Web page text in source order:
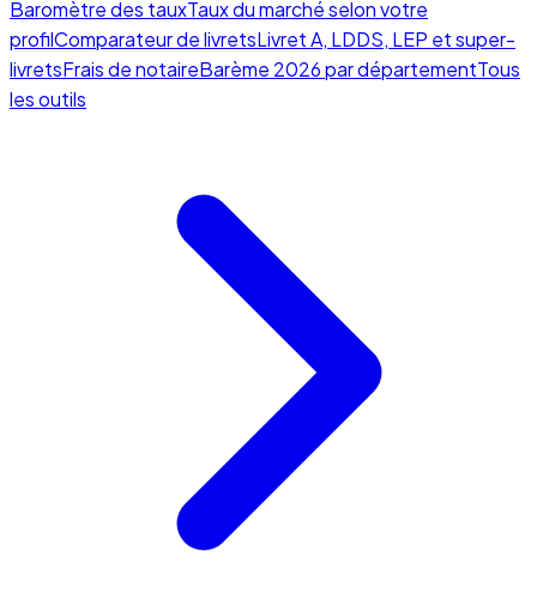
Baromètre des tauxTaux du marché selon votre
profilComparateur de livretsLivret A, LDDS, LEP et super-
livretsFrais de notaireBarème 2026 par départementTous
les outils